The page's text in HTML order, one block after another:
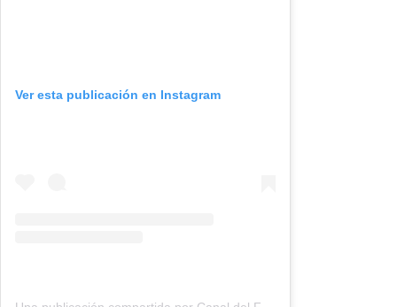
Ver esta publicación en Instagram